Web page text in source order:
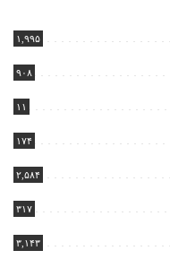
۱,۹۹۵
۹۰۸
۱۱
۱۷۴
۲,۵۸۴
۳۱۷
۳,۱۴۳